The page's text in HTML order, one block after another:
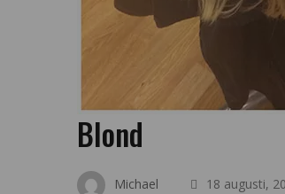
Blond
Michael 18 augusti,